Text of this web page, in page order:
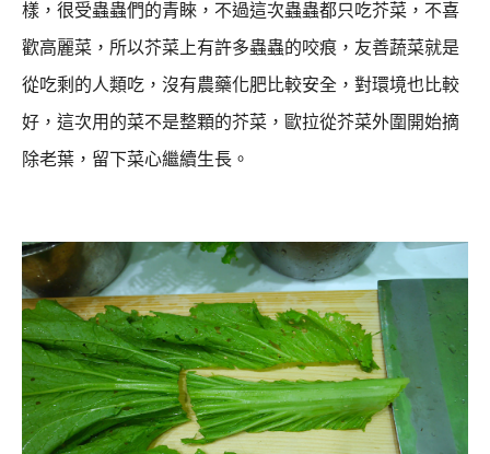
樣，很受蟲蟲們的青睞， 不過這次蟲蟲都只吃芥菜，不喜
歡高麗菜，所以芥菜上有許多蟲蟲的咬痕， 友善蔬菜就是
從吃剩的人類吃，沒有農藥化肥比較安全，對環境也比較
好， 這次用的菜不是整顆的芥菜，歐拉從芥菜外圍開始摘
除老葉，留下菜心繼續生長。